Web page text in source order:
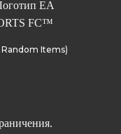
Items)